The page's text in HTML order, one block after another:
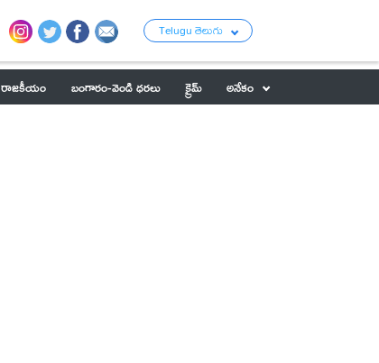
Telugu తెలుగు
రాజకీయం బంగారం-వెండి ధరలు క్రైమ్
అనేకం